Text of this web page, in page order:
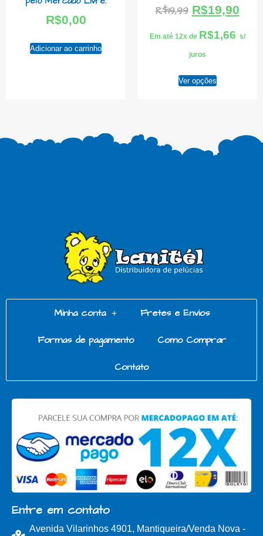
R$0,00
Adicionar ao carrinho
R$19,99 R$19,90
Em até 12x de R$1,66 s/
juros
Ver opções
Minha conta Fretes e Envios
Formas de pagamento Como Comprar
Contato
Entre em contato
Avenida Vilarinhos 4901, Mantiqueira/Venda Nova -